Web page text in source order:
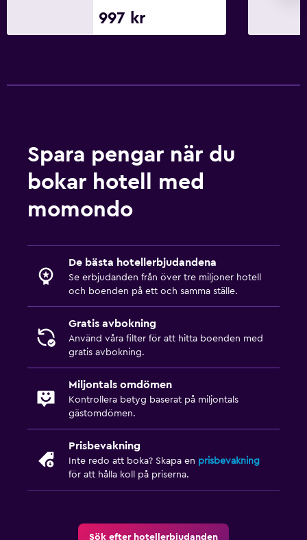
997 kr
Spara pengar när du
bokar hotell med
momondo
De bästa hotellerbjudandena
Se erbjudanden från över tre miljoner hotell
och boenden på ett och samma ställe.
Gratis avbokning
Använd våra filter för att hitta boenden med
gratis avbokning.
Miljontals omdömen
Kontrollera betyg baserat på miljontals
gästomdömen.
Prisbevakning
Inte redo att boka? Skapa en prisbevakning
för att hålla koll på priserna.
Sök efter hotellerbjudanden